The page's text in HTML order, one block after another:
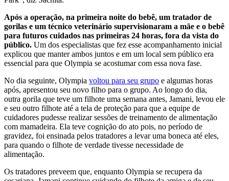
Após a operação, na primeira noite do bebê, um tratador de
gorilas e um técnico veterinário supervisionaram a mãe e o bebê
para futuros cuidados nas primeiras 24 horas, fora da vista do
público. Um dos especialistas que fez esse acompanhamento inicial
explicou que manter ambos juntos e em um local sem público era
essencial para que Olympia se acostumar com essa nova fase.
No dia seguinte, Olympia voltou para seu grupo e algumas horas
após, apresentou seu novo filho para o grupo. Ao longo do dia,
outra gorila que teve um filhote uma semana antes, Jamani, levou ele
e seu outro filhote até a tela de proteção para que a equipe de
cuidadores pudesse realizar sessões de treinamento de alimentação
com mamadeira. Ela teve cognição do ato pois, no período de
gravidez, foi ensinada pelos tratadores a levar uma boneca até eles,
para quando o filhote de verdade tivesse necessidade de
alimentação.
Os tratadores preveem que, enquanto Olympia se recupera da